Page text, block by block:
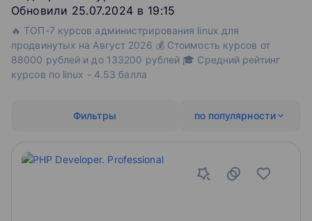
Обновили 25.07.2024 в 19:15
🔥 ТОП-7 курсов администрирования linux для
продвинутых на Август 2026 💰 Стоимость курсов от
88000 рублей и до 133200 рублей 🎓 Средний рейтинг
курсов по linux - 4.53 балла
по популярности
Фильтры